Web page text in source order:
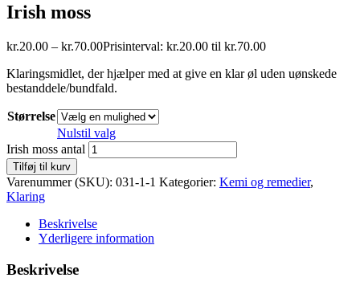
Irish moss
kr.20.00 – kr.70.00Prisinterval: kr.20.00 til kr.70.00
Klaringsmidlet, der hjælper med at give en klar øl uden uønskede
bestanddele/bundfald.
Størrelse
Nulstil valg
Irish moss antal
Tilføj til kurv
Varenummer (SKU): 031-1-1 Kategorier: Kemi og remedier,
Klaring
Beskrivelse
Yderligere information
Beskrivelse